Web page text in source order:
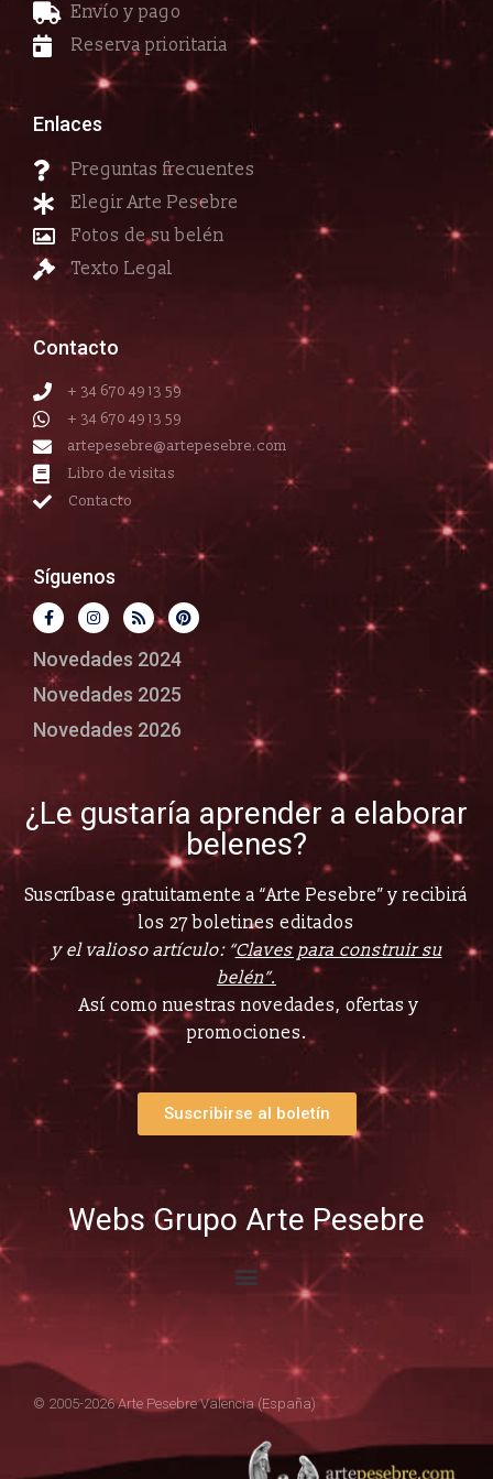
Envío y pago
Reserva prioritaria
Enlaces
Preguntas frecuentes
Elegir Arte Pesebre
Fotos de su belén
Texto Legal
Contacto
+ 34 670 49 13 59
+ 34 670 49 13 59
artepesebre@artepesebre.com
Libro de visitas
Contacto
Síguenos
Novedades 2024
Novedades 2025
Novedades 2026
¿Le gustaría aprender a elaborar
belenes?
Suscríbase gratuitamente a “Arte Pesebre” y recibirá
los 27 boletines editados
y el valioso artículo: “Claves para construir su
belén”.
Así como nuestras novedades, ofertas y
promociones.
Suscribirse al boletín
Webs Grupo Arte Pesebre
© 2005-2026 Arte Pesebre Valencia (España)